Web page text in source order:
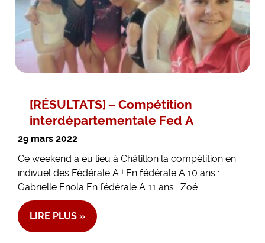
[RÉSULTATS] – Compétition
interdépartementale Fed A
29 mars 2022
Ce weekend a eu lieu à Châtillon la compétition en
indivuel des Fédérale A ! En fédérale A 10 ans :
Gabrielle Enola En fédérale A 11 ans : Zoé
LIRE PLUS »